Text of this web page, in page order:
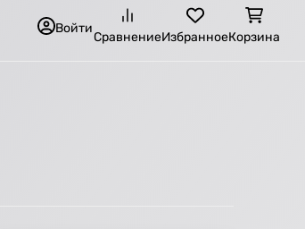
Войти
СравнениеИзбранноеКорзина